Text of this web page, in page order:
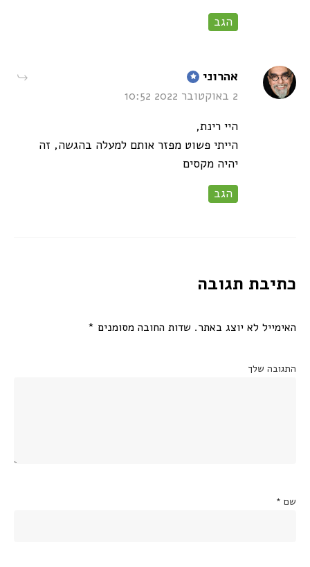
הגב
אהרוני says:
2 באוקטובר 2022 10:52
היי רינת,
הייתי פשוט מפזר אותם למעלה בהגשה, זה
יהיה מקסים
הגב
כתיבת תגובה
האימייל לא יוצג באתר. שדות החובה מסומנים *
התגובה שלך
שם *